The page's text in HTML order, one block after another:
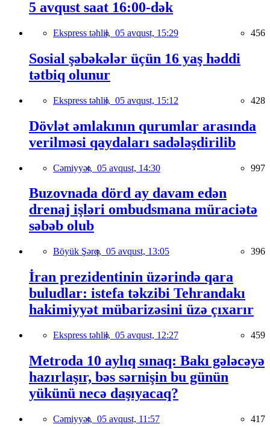
5 avqust saat 16:00-dək
Ekspress təhlil, 05 avqust, 15:29 456
Sosial şəbəkələr üçün 16 yaş həddi
tətbiq olunur
Ekspress təhlil, 05 avqust, 15:12 428
Dövlət əmlakının qurumlar arasında
verilməsi qaydaları sadələşdirilib
Cəmiyyət, 05 avqust, 14:30 997
Buzovnada dörd ay davam edən
drenaj işləri ombudsmana müraciətə
səbəb olub
Böyük Şərq, 05 avqust, 13:05 396
İran prezidentinin üzərində qara
buludlar: istefa təkzibi Tehrandakı
hakimiyyət mübarizəsini üzə çıxarır
Ekspress təhlil, 05 avqust, 12:27 459
Metroda 10 aylıq sınaq: Bakı gələcəyə
hazırlaşır, bəs sərnişin bu günün
yükünü necə daşıyacaq?
Cəmiyyət, 05 avqust, 11:57 417